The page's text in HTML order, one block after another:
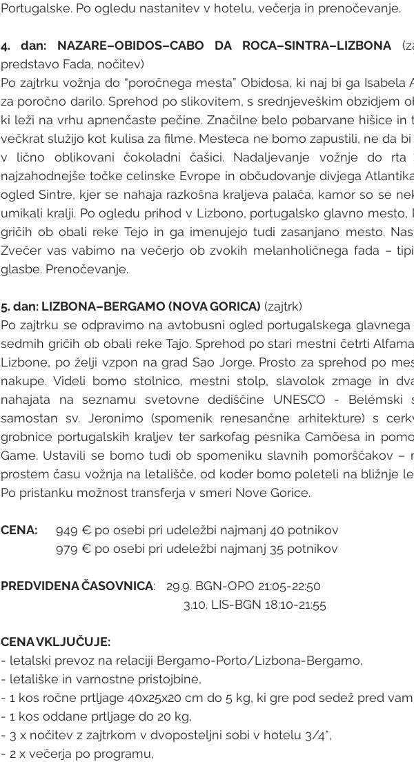
Portugalske. Po ogledu nastanitev v hotelu, večerja in prenočevanje.
4. dan: NAZARE–OBIDOS–CABO DA ROCA–SINTRA–LIZBONA
predstavo Fada, nočitev)
Po zajtrku vožnja do “poročnega mesta” Obidosa, ki naj bi ga Isabela
za poročno darilo. Sprehod po slikovitem, s srednjeveškim obzidjem
ki leži na vrhu apnenčaste pečine. Značilne belo pobarvane hišice in
večkrat služijo kot kulisa za filme. Mesteca ne bomo zapustili, ne da
v lično oblikovani čokoladni čašici. Nadaljevanje vožnje do rta
najzahodnejše točke celinske Evrope in občudovanje divjega
ogled Sintre, kjer se nahaja razkošna kraljeva palača, kamor so se
umikali kralji. Po ogledu prihod v Lizbono, portugalsko glavno mesto,
gričih ob obali reke Tejo in ga imenujejo tudi zasanjano mesto.
Zvečer vas vabimo na večerjo ob zvokih melanholičnega fada –
glasbe. Prenočevanje.
5. dan: LIZBONA–BERGAMO (NOVA GORICA) (zajtrk)
Po zajtrku se odpravimo na avtobusni ogled portugalskega
sedmih gričih ob obali reke Tajo. Sprehod po stari mestni četrti
Lizbone, po želji vzpon na grad Sao Jorge. Prosto za sprehod po
nakupe. Videli bomo stolnico, mestni stolp, slavolok zmage in
nahajata na seznamu svetovne dediščine UNESCO - Belémski
samostan sv. Jeronimo (spomenik renesančne arhitekture) s
grobnice portugalskih kraljev ter sarkofag pesnika Camõesa in
Game. Ustavili se bomo tudi ob spomeniku slavnih pomorščakov –
prostem času vožnja na letališče, od koder bomo poleteli na bližnje
Po pristanku možnost transferja v smeri Nove Gorice.
949 € po osebi pri udeležbi najmanj 40 potnikov
		979 € po osebi pri udeležbi najmanj 35 potnikov
PREDVIDENA ČASOVNICA
: 	29.9. BGN-OPO 21:05-22:50
3.10. LIS-BGN 18:10-21:55
CENA VKLJUČUJE:
- letalski prevoz na relaciji Bergamo-Porto/Lizbona-Bergamo,
- letališke in varnostne pristojbine,
- 1 kos ročne prtljage 40x25x20 cm do 5 kg, ki gre pod sedež pred
- 1 kos oddane prtljage do 20 kg,
- 3 x nočitev z zajtrkom v dvoposteljni sobi v hotelu 3/4*,
- 2 x večerja po programu,